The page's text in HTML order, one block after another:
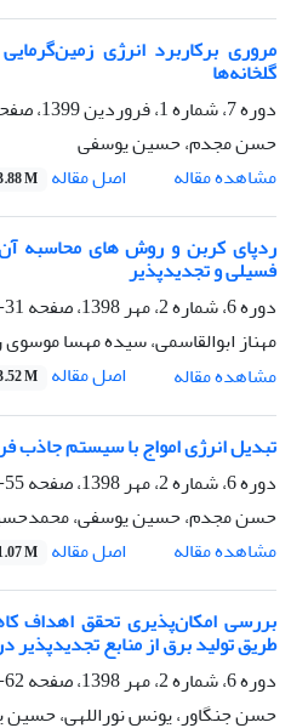
مروری برکاربرد انرژی
گلخانه‌ها
دوره 7، شماره 1، فروردین 1399، صفحه
حسن مجدم، حسین یوسفی
مشاهده مقاله
اصل مقاله M
ردپای کربن و روش های محاسبه آن
فسیلی و تجدیدپذیر
دوره 6، شماره 2، مهر 1398، صفحه
31-41
مهناز ابوالقاسمی، سیده مهسا
مشاهده مقاله
اصل مقاله M
تبدیل انرژی امواج با سیستم جاذب
دوره 6، شماره 2، مهر 1398، صفحه
55-61
حسن مجدم، حسین یوسفی،
مشاهده مقاله
اصل مقاله M
بررسی امکان‌پذیری تحقق اهداف
طریق تولید برق از منابع تجدیدپذیر
دوره 6، شماره 2، مهر 1398، صفحه
62-70
حسن جنگاور، یونس نوراللهی،